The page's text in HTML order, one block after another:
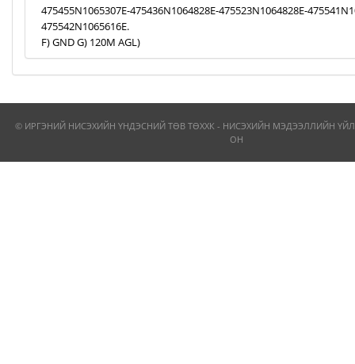
475455N1065307E-475436N1064828E-475523N1064828E-
475542N1065616E.
F) GND G) 120M AGL)
© ИРГЭНИЙ НИСЭХИЙН ҮНДЭСНИЙ ТӨВ ТӨХХК - НИСЭХИЙН МЭДЭЭЛЛИЙН
ОН